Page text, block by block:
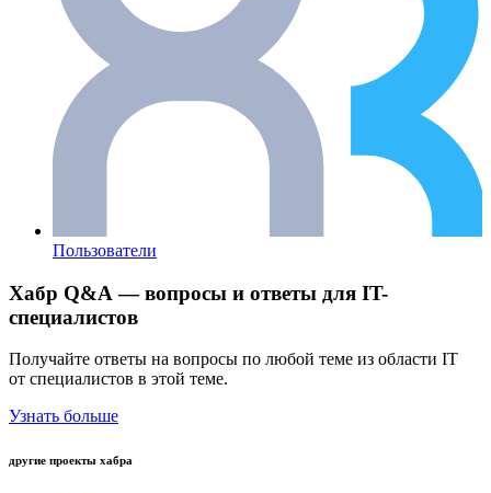
Пользователи
Хабр Q&A — вопросы и ответы для IT-
специалистов
Получайте ответы на вопросы по любой теме из области IT
от специалистов в этой теме.
Узнать больше
другие проекты хабра